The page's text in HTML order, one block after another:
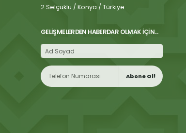
2 Selçuklu / Konya / Türkiye
GELIŞMELERDEN HABERDAR OLMAK İÇIN...
Abone Ol!